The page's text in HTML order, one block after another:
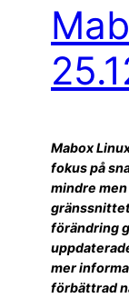
Mabox
fokus på
mindre
förändring
mer
förbättrad